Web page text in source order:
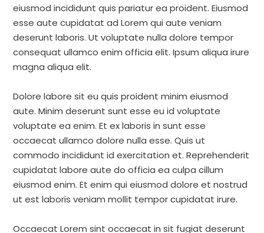
eiusmod incididunt quis pariatur ea proident. Eiusmod
esse aute cupidatat ad Lorem qui aute veniam
deserunt laboris. Ut voluptate nulla dolore tempor
consequat ullamco enim officia elit. Ipsum aliqua irure
magna aliqua elit.
Dolore labore sit eu quis proident minim eiusmod
aute. Minim deserunt sunt esse eu id voluptate
voluptate ea enim. Et ex laboris in sunt esse
occaecat ullamco dolore nulla esse. Quis ut
commodo incididunt id exercitation et. Reprehenderit
cupidatat labore aute do officia ea culpa cillum
eiusmod enim. Et enim qui eiusmod dolore et nostrud
ut est laboris veniam mollit tempor cupidatat irure.
Occaecat Lorem sint occaecat in sit fugiat deserunt